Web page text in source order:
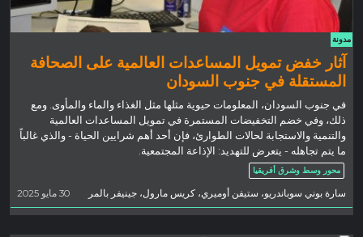
مدونة
آثار خفض تمويل المساعدات العالمية على الصحافة
المستقلة في جنوب السودان
في جنوب السودان، المعلومات حيوية مثلها مثل الغذاء والماء والمأوى. ومع
ذلك، وفي خضم التخفيضات المستمرة في تمويل المساعدات العالمية
والتنمية والاستجابة لحالات الطوارئ، فإن أحد أهم شرايين الحياة - والذي غالباً
ما يتم تجاهله - يتعرض للتهديد: الإذاعة المجتمعية.
محور وسط وشرق أفريقيا
سارة بوني سوباندريو، ستيفن أوميري، كريس مارول، جينيفر بالمر 30 مايو 2025